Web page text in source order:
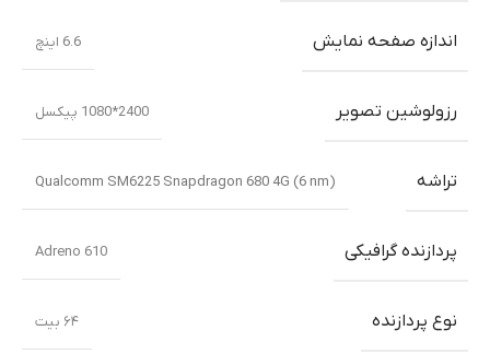
اندازه صفحه نمایش 6.6 اینچ
رزولوشین تصویر 2400*1080 پیکسل
تراشه Qualcomm SM6225 Snapdragon 680 4G (6 nm)
پردازنده گرافیکی Adreno 610
نوع پردازنده ۶۴ بیت